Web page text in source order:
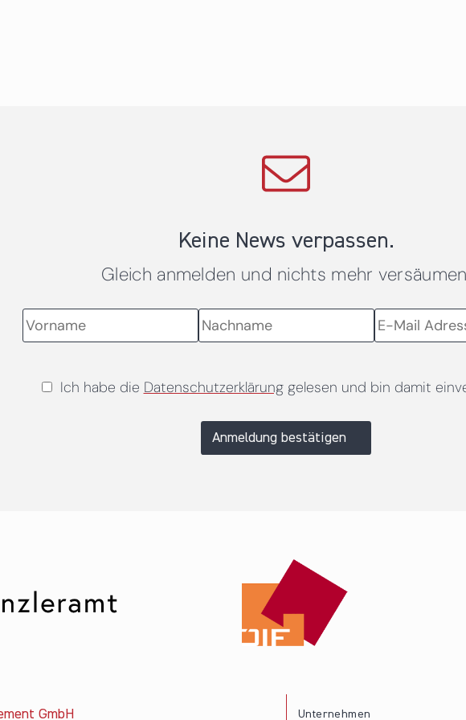
Keine News verpassen.
Gleich anmelden und nichts mehr
Ich habe die Datenschutzerklärunggelesen und bin damit
Anmeldung bestätigen
GmbH Unternehmen